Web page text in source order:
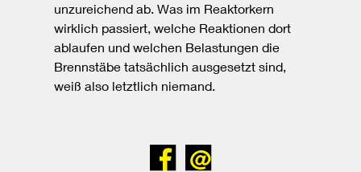
unzureichend ab. Was im Reaktorkern
wirklich passiert, welche Reaktionen dort
ablaufen und welchen Belastungen die
Brennstäbe tatsächlich ausgesetzt sind,
weiß also letztlich niemand.
BeiSenden